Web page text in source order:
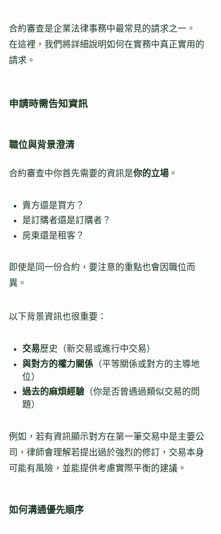
合約審查是企業法律事務中最常見的請求之一。
在這裡，我們將詳細說明如何在實務中真正實用的
請求。
申請時需告知資訊
職位與背景澄清
合約審查中你首先需要的資訊是你的立場。
賣方還是買方？
是訂購者還是訂購者？
房東還是租客？
即使是同一份合約，要注意的重點也會因職位而
異。
以下背景資訊也很重要：
交易歷史（新交易或進行中交易）
與對方的權力關係（平等關係或對方的主導地
位）
過去的麻煩經驗（你是否曾遇過類似交易的問
題）
例如，若有資訊顯示對方在第一筆交易中是主要公
司，律師會理解若提出過於強烈的修訂，交易本身
可能有風險，並能提供考慮實際平衡的建議。
如何溝通優先順序